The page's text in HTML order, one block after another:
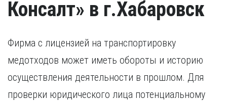
Консалт» в г.Хабаровск
Фирма с лицензией на транспортировку
медотходов может иметь обороты и историю
осуществления деятельности в прошлом. Для
проверки юридического лица потенциальному